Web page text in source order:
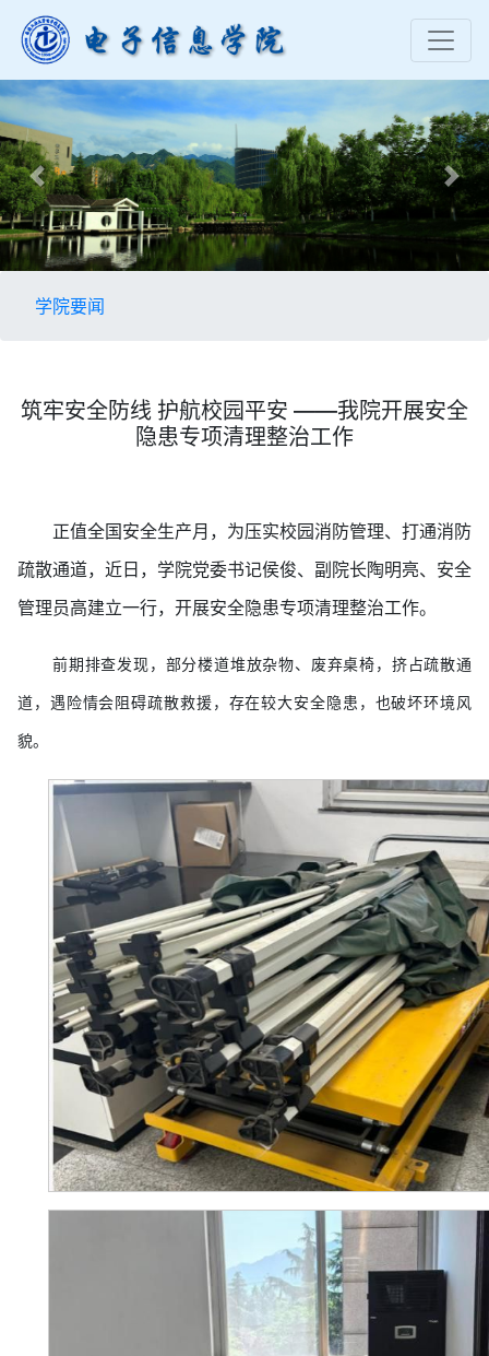
Previous Next
学院要闻
筑牢安全防线 护航校园平安 ——我院开展安全
隐患专项清理整治工作
正值全国安全生产月，为压实校园消防管理、打通消防
疏散通道，近日，学院党委书记侯俊、副院长陶明亮、安全
管理员高建立一行，开展安全隐患专项清理整治工作。
前期排查发现，部分楼道堆放杂物、废弃桌椅，挤占疏散通
道，遇险情会阻碍疏散救援，存在较大安全隐患，也破坏环境风
貌。